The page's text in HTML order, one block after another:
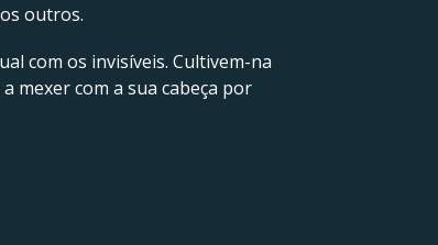
outros.
com os invisíveis. Cultivem-na
mexer com a sua cabeça por